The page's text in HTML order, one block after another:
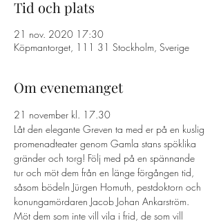
Tid och plats
21 nov. 2020 17:30
Köpmantorget, 111 31 Stockholm, Sverige
Om evenemanget
21 november kl. 17.30
Låt den elegante Greven ta med er på en kuslig
promenadteater genom Gamla stans spöklika
gränder och torg! Följ med på en spännande
tur och möt dem från en länge förgången tid,
såsom bödeln Jürgen Homuth, pestdoktorn och
konungamördaren Jacob Johan Ankarström.
Möt dem som inte vill vila i frid, de som vill